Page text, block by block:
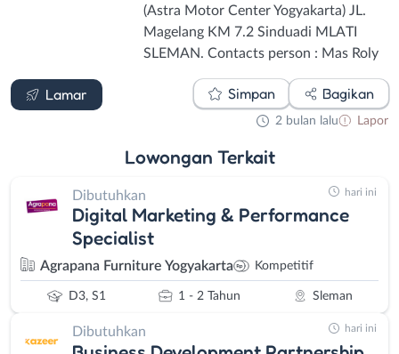
(Astra Motor Center Yogyakarta) JL.
Magelang KM 7.2 Sinduadi MLATI
SLEMAN. Contacts person : Mas Roly
Lamar
WhatsApp
Simpan Bagikan
2 bulan lalu Lapor
Lowongan Terkait
Dibutuhkan
Digital Marketing & Performance
Specialist
Agrapana Furniture Yogyakarta Kompetitif
D3, S1 1 - 2 Tahun Sleman
hari ini
Dibutuhkan hari ini